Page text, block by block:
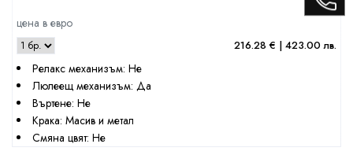
цена в евро
216.28 € | 423.00 лв.
Релакс механизъм: Не
Люлеещ механизъм: Да
Въртене: Не
Крака: Масив и метал
Смяна цвят: Не